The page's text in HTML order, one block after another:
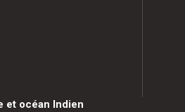
et océan Indien